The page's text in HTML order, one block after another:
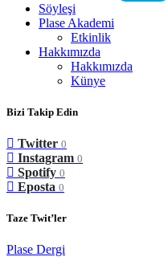
Söyleşi
Plase Akademi
Etkinlik
Hakkımızda
Hakkımızda
Künye
Bizi Takip Edin
Twitter 0
Instagram 0
Spotify 0
Eposta 0
Taze Twit’ler
Plase Dergi